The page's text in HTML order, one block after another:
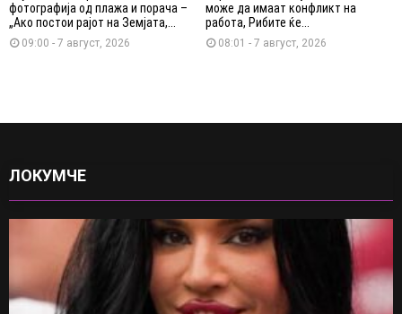
фотографија од плажа и порача –
„Ако постои рајот на Земјата,...
09:00 - 7 август, 2026
може да имаат конфликт на
работа, Рибите ќе...
08:01 - 7 август, 2026
ЛОКУМЧЕ